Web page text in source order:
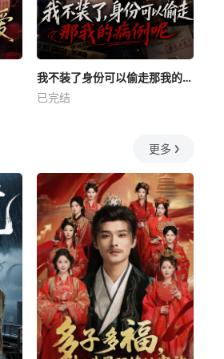
我不装了身份可以偷走那我的病例呢
已完结
更多